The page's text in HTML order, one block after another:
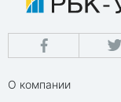
О компании